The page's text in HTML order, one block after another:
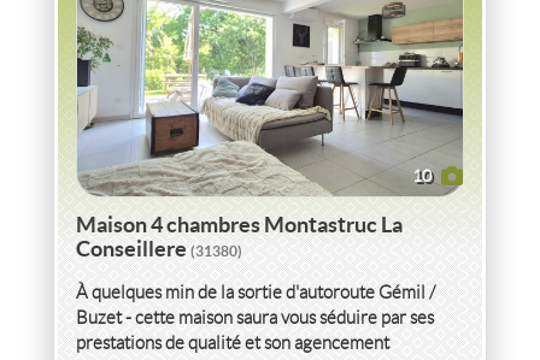
10
Maison 4 chambres Montastruc La
Conseillere(31380)
À quelques min de la sortie d'autoroute Gémil /
Buzet - cette maison saura vous séduire par ses
prestations de qualité et son agencement